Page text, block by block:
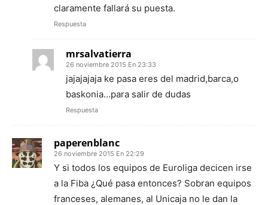
claramente fallará su puesta.
Respuesta
mrsalvatierra
26 noviembre 2015 En 23:33
jajajajaja ke pasa eres del madrid,barca,o
baskonia…para salir de dudas
Respuesta
paperenblanc
26 noviembre 2015 En 22:29
Y si todos los equipos de Euroliga decicen irse
a la Fiba ¿Qué pasa entonces? Sobran equipos
franceses, alemanes, al Unicaja no le dan la